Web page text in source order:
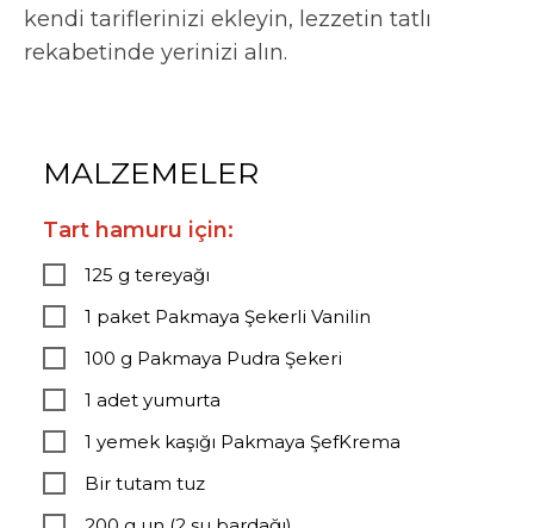
kendi tariflerinizi ekleyin, lezzetin tatlı
rekabetinde yerinizi alın.
MALZEMELER
Tart hamuru için:
125 g tereyağı
1 paket Pakmaya Şekerli Vanilin
100 g Pakmaya Pudra Şekeri
1 adet yumurta
1 yemek kaşığı Pakmaya ŞefKrema
Bir tutam tuz